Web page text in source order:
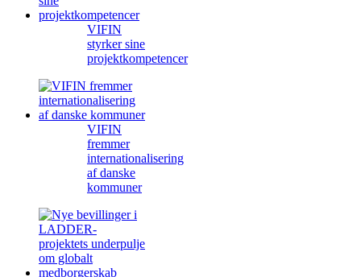
VIFIN
styrker sine
projektkompetencer
VIFIN
fremmer
internationalisering
af danske
kommuner